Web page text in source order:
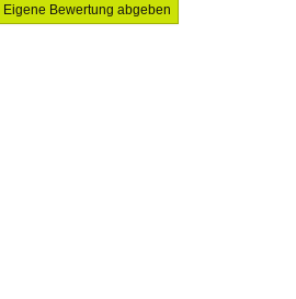
Eigene Bewertung abgeben